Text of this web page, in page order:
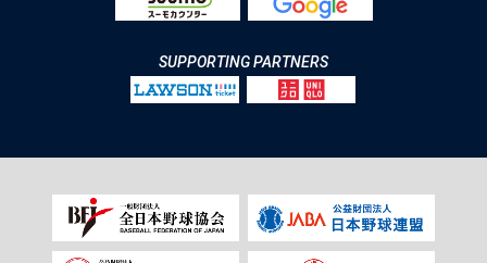
SUPPORTING PARTNERS